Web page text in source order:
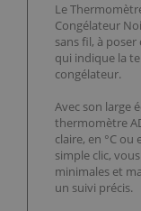
Le
Congélateur
sans fil, à
qui indique la
congélateur.
Avec son large
thermomètre
claire, en °C ou
simple clic,
minimales et
un suivi précis.